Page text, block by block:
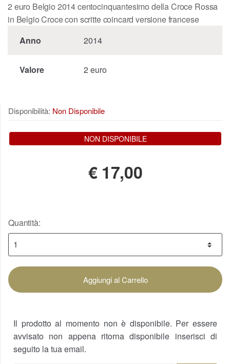
2 euro Belgio 2014 centocinquantesimo della Croce Rossa
in Belgio Croce con scritte coincard versione francese
Anno
2014
Valore 2 euro
Disponibilità: Non Disponibile
NON DISPONIBILE
€ 17,00
Quantità:
Aggiungi al Carrello
Il prodotto al momento non è disponibile. Per essere
avvisato non appena ritorna disponibile inserisci di
seguito la tua email.